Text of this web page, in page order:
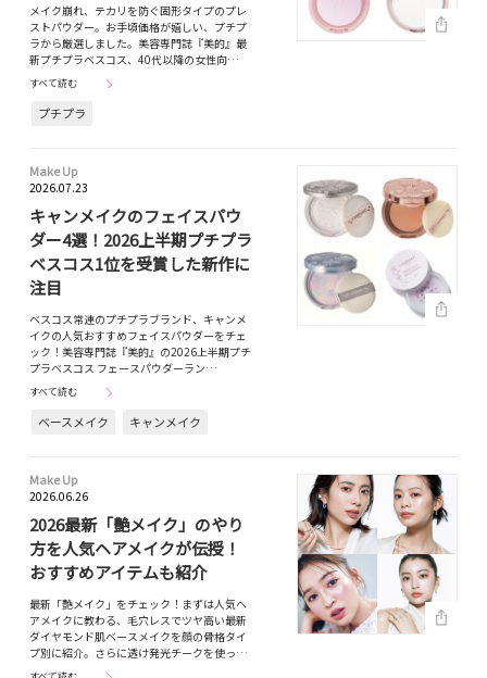
メイク崩れ、テカリを防ぐ固形タイプのプレ
ストパウダー。お手頃価格が嬉しい、プチプ
ラから厳選しました。美容専門誌『美的』最
新プチプラベスコス、40代以降の女性向…
すべて読む
プチプラ
Make Up
2026.07.23
キャンメイクのフェイスパウ
ダー4選！2026上半期プチプラ
ベスコス1位を受賞した新作に
注目
ベスコス常連のプチプラブランド、キャンメ
イクの人気おすすめフェイスパウダーをチェ
ック！美容専門誌『美的』の2026上半期プチ
プラベスコス フェースパウダーラン…
すべて読む
ベースメイク キャンメイク
Make Up
2026.06.26
2026最新「艶メイク」のやり
方を人気ヘアメイクが伝授！
おすすめアイテムも紹介
最新「艶メイク」をチェック！まずは人気ヘ
アメイクに教わる、毛穴レスでツヤ高い最新
ダイヤモンド肌ベースメイクを顔の骨格タイ
プ別に紹介。さらに透け発光チークを使っ…